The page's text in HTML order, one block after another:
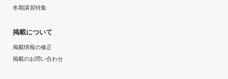
冬期講習特集
掲載について
掲載情報の修正
掲載のお問い合わせ